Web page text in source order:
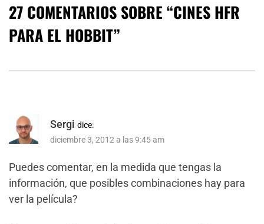
27 COMENTARIOS SOBRE “CINES HFR
PARA EL HOBBIT”
Sergi dice:
diciembre 3, 2012 a las 9:45 am
Puedes comentar, en la medida que tengas la
información, que posibles combinaciones hay para
ver la película?